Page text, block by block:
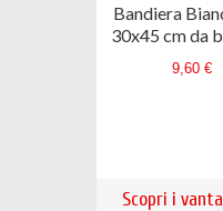
Bandiera
30x45 cm da
9,60 €
Scopri i